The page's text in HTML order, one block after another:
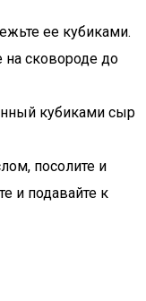
ее кубиками.
на сковороде до
кубиками сыр
посолите и
и подавайте к